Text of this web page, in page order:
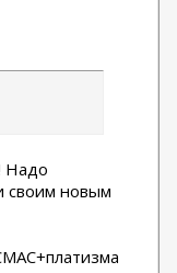
Надо
своим новым